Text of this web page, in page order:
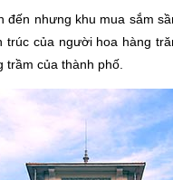
nhưng khu mua sắm
của người hoa hàng
của thành phố.